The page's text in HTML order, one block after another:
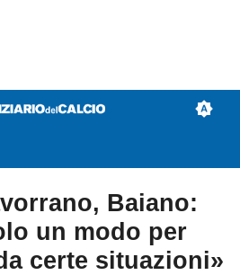
Baiano:
un modo per
certe situazioni»